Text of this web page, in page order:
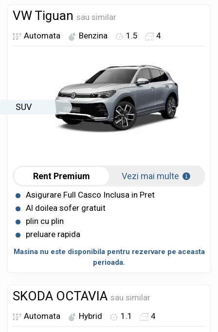
VW Tiguan sau similar
Automata
Benzina 1.5 4
SUV
Rent Premium Vezi mai multe
Asigurare Full Casco Inclusa in Pret
Al doilea sofer gratuit
plin cu plin
preluare rapida
Masina nu este disponibila pentru rezervare pe aceasta
perioada.
SKODA OCTAVIA sau similar
Automata
Hybrid 1.1 4